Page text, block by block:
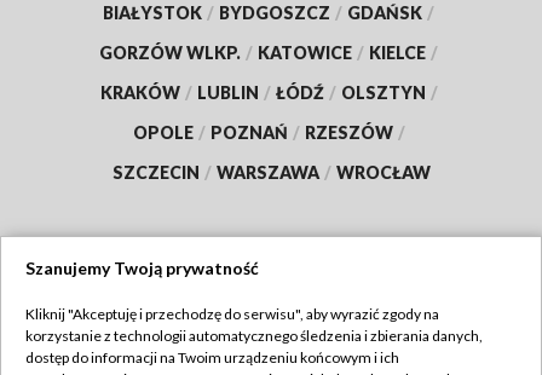
BIAŁYSTOK / BYDGOSZCZ / GDAŃSK /
GORZÓW WLKP. / KATOWICE / KIELCE /
KRAKÓW / LUBLIN / ŁÓDŹ / OLSZTYN /
OPOLE / POZNAŃ / RZESZÓW /
SZCZECIN / WARSZAWA / WROCŁAW
TVP
Szanujemy Twoją prywatność
Kliknij "Akceptuję i przechodzę do serwisu", aby wyrazić zgody na
korzystanie z technologii automatycznego śledzenia i zbierania danych,
dostęp do informacji na Twoim urządzeniu końcowym i ich